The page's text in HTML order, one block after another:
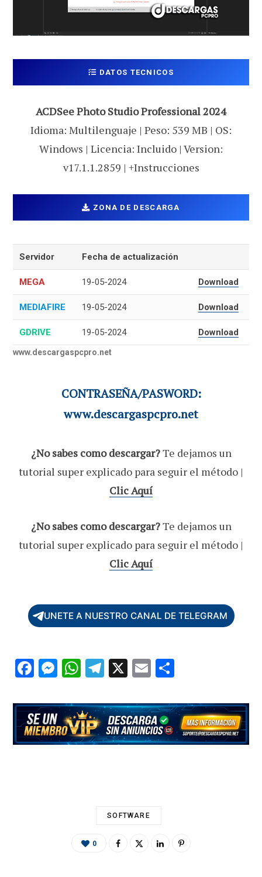
DATOS TECNICOS
ACDSee Photo Studio Professional 2024
Idioma: Multilenguaje | Peso: 539 MB | OS:
Windows | Licencia: Incluido | Version:
v17.1.1.2859 | +Instrucciones
ZONA DE DESCARGA
Servidor Fecha de actualización
MEGA 19-05-2024 Download
MEDIAFIRE 19-05-2024 Download
GDRIVE 19-05-2024 Download
www.descargaspcpro.net
CONTRASEÑA/PASWORD:
www.descargaspcpro.net
¿No sabes como descargar?Te dejamos un
tutorial super explicado para seguir el método |
Clic Aquí
¿No sabes como descargar?Te dejamos un
tutorial super explicado para seguir el método |
Clic Aquí
UNETE A NUESTRO CANAL DE TELEGRAM
F
e
b
o
M
se
n
g
W
at
s
A
T
e
gr
a
X E
ai
l
m
p
ar
SOFTWARE
0